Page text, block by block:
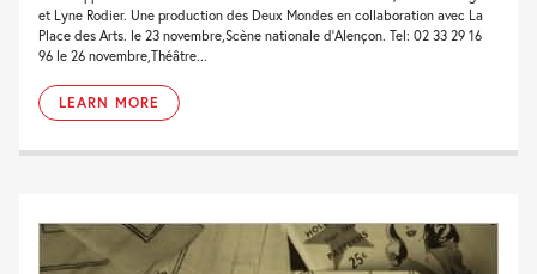
et Lyne Rodier. Une production des Deux Mondes en collaboration avec La
Place des Arts. le 23 novembre,Scène nationale d’Alençon. Tel: 02 33 29 16
96 le 26 novembre,Théâtre...
LEARN MORE